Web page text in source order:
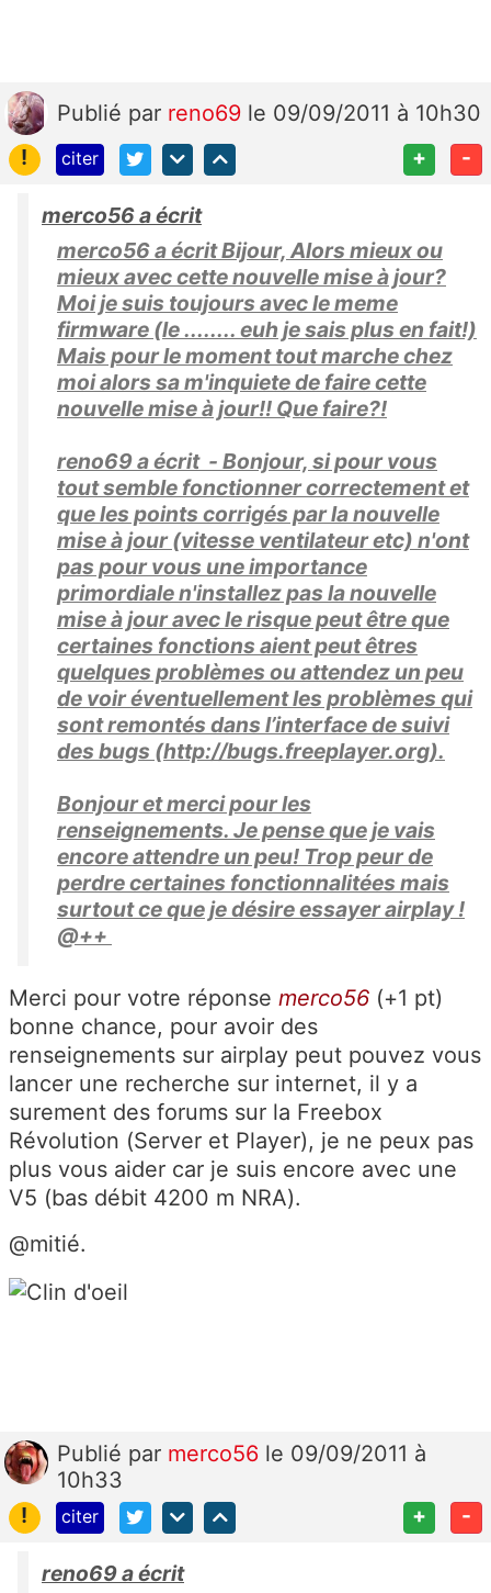
Publié par reno69 le 09/09/2011 à 10h30
!
citer + -
merco56 a écrit
merco56 a écrit Bijour, Alors mieux ou
mieux avec cette nouvelle mise à jour?
Moi je suis toujours avec le meme
firmware (le ........ euh je sais plus en fait!)
Mais pour le moment tout marche chez
moi alors sa m'inquiete de faire cette
nouvelle mise à jour!! Que faire?!
reno69 a écrit - Bonjour, si pour vous
tout semble fonctionner correctement et
que les points corrigés par la nouvelle
mise à jour (vitesse ventilateur etc) n'ont
pas pour vous une importance
primordiale n'installez pas la nouvelle
mise à jour avec le risque peut être que
certaines fonctions aient peut êtres
quelques problèmes ou attendez un peu
de voir éventuellement les problèmes qui
sont remontés dans l’interface de suivi
des bugs (http://bugs.freeplayer.org).
Bonjour et merci pour les
renseignements. Je pense que je vais
encore attendre un peu! Trop peur de
perdre certaines fonctionnalitées mais
surtout ce que je désire essayer airplay !
@++
Merci pour votre réponse merco56 (+1 pt)
bonne chance, pour avoir des
renseignements sur airplay peut pouvez vous
lancer une recherche sur internet, il y a
surement des forums sur la Freebox
Révolution (Server et Player), je ne peux pas
plus vous aider car je suis encore avec une
V5 (bas débit 4200 m NRA).
@mitié.
Publié par merco56 le 09/09/2011 à
10h33
!
citer + -
reno69 a écrit